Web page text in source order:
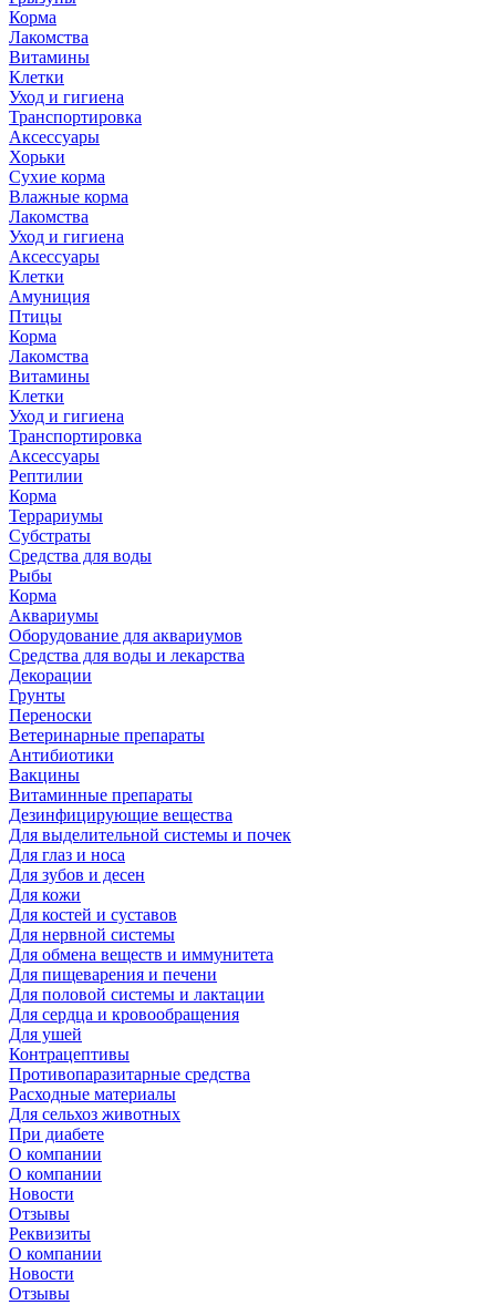
Корма
Лакомства
Витамины
Клетки
Уход и гигиена
Транспортировка
Аксессуары
Хорьки
Сухие корма
Влажные корма
Лакомства
Уход и гигиена
Аксессуары
Клетки
Амуниция
Птицы
Корма
Лакомства
Витамины
Клетки
Уход и гигиена
Транспортировка
Аксессуары
Рептилии
Корма
Террариумы
Субстраты
Средства для воды
Рыбы
Корма
Аквариумы
Оборудование для аквариумов
Средства для воды и лекарства
Декорации
Грунты
Переноски
Ветеринарные препараты
Антибиотики
Вакцины
Витаминные препараты
Дезинфицирующие вещества
Для выделительной системы и почек
Для глаз и носа
Для зубов и десен
Для кожи
Для костей и суставов
Для нервной системы
Для обмена веществ и иммунитета
Для пищеварения и печени
Для половой системы и лактации
Для сердца и кровообращения
Для ушей
Контрацептивы
Противопаразитарные средства
Расходные материалы
Для сельхоз животных
При диабете
О компании
О компании
Новости
Отзывы
Реквизиты
О компании
Новости
Отзывы